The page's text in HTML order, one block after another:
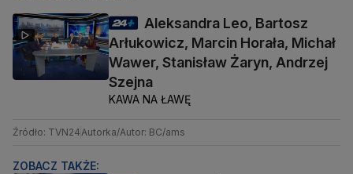
Aleksandra Leo, Bartosz
Arłukowicz, Marcin Horała, Michał
Wawer, Stanisław Żaryn, Andrzej
Szejna
KAWA NA ŁAWĘ
Źródło: TVN24Autorka/Autor: BC/ams
ZOBACZ TAKŻE: